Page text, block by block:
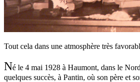
Tout cela dans une atmosphère très
Né le 4 mai 1928 à Haumont, dans le
quelques succès, à Pantin, où son père et